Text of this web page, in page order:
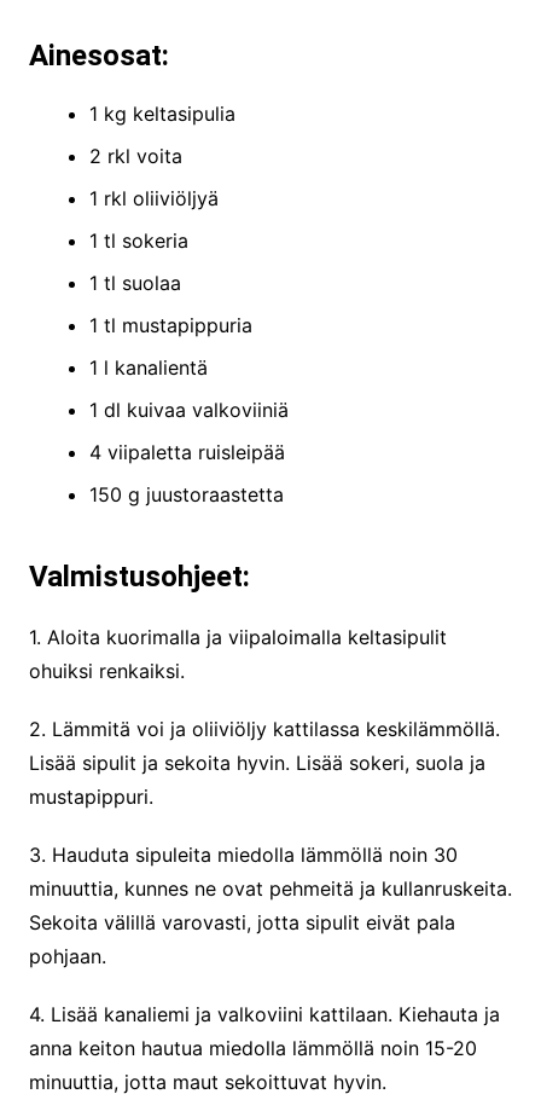
Ainesosat:
1 kg keltasipulia
2 rkl voita
1 rkl oliiviöljyä
1 tl sokeria
1 tl suolaa
1 tl mustapippuria
1 l kanalientä
1 dl kuivaa valkoviiniä
4 viipaletta ruisleipää
150 g juustoraastetta
Valmistusohjeet:
1. Aloita kuorimalla ja viipaloimalla keltasipulit
ohuiksi renkaiksi.
2. Lämmitä voi ja oliiviöljy kattilassa keskilämmöllä.
Lisää sipulit ja sekoita hyvin. Lisää sokeri, suola ja
mustapippuri.
3. Hauduta sipuleita miedolla lämmöllä noin 30
minuuttia, kunnes ne ovat pehmeitä ja kullanruskeita.
Sekoita välillä varovasti, jotta sipulit eivät pala
pohjaan.
4. Lisää kanaliemi ja valkoviini kattilaan. Kiehauta ja
anna keiton hautua miedolla lämmöllä noin 15-20
minuuttia, jotta maut sekoittuvat hyvin.